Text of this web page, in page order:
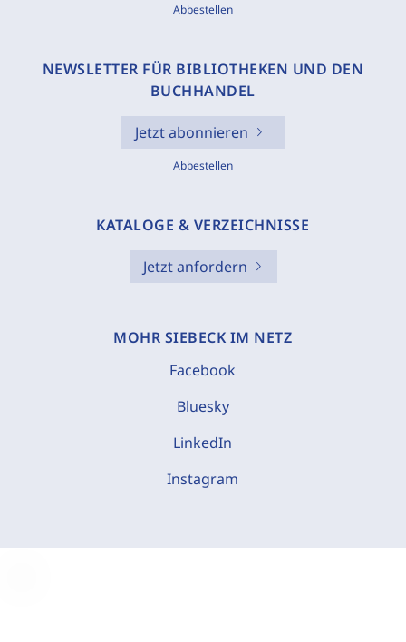
Abbestellen
NEWSLETTER FÜR BIBLIOTHEKEN UND DEN
BUCHHANDEL
Jetzt abonnieren
Abbestellen
KATALOGE & VERZEICHNISSE
Jetzt anfordern
MOHR SIEBECK IM NETZ
Facebook
Bluesky
LinkedIn
Instagram